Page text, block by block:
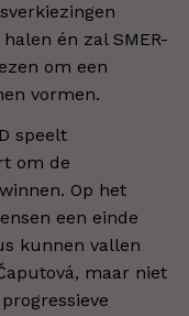
én zal SMER-
om een
vormen.
speelt
om de
Op het
een einde
kunnen vallen
maar niet